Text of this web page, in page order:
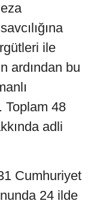
ile
ardından bu
Toplam 48
adli
Cumhuriyet
24 ilde